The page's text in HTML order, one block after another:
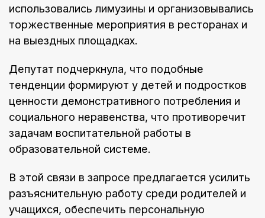
использовались лимузины и организовывались
торжественные мероприятия в ресторанах и
на выездных площадках.
Депутат подчеркнула, что подобные
тенденции формируют у детей и подростков
ценности демонстративного потребления и
социального неравенства, что противоречит
задачам воспитательной работы в
образовательной системе.
В этой связи в запросе предлагается усилить
разъяснительную работу среди родителей и
учащихся, обеспечить персональную